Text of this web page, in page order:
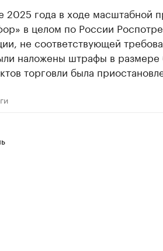
2025 года в ходе масштабной
в целом по России
не соответствующей
наложены штрафы в размере
торговли была